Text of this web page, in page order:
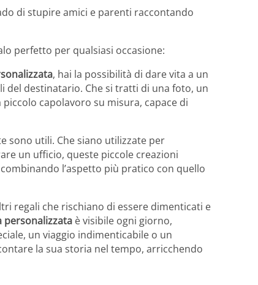
di stupire amici e parenti raccontando
perfetto per qualsiasi occasione:
, hai la possibilità di dare vita a un
del destinatario. Che si tratti di una foto, un
capolavoro su misura, capace di
sono utili. Che siano utilizzate per
un ufficio, queste piccole creazioni
l’aspetto più pratico con quello
regali che rischiano di essere dimenticati e
personalizzata è visibile ogni giorno,
un viaggio indimenticabile o un
la sua storia nel tempo, arricchendo